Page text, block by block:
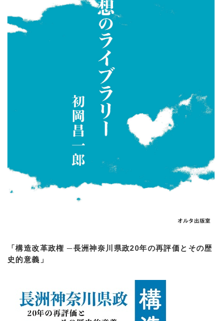
「構造改革政権 ─長洲神奈川県政20年の再評価とその歴
史的意義」